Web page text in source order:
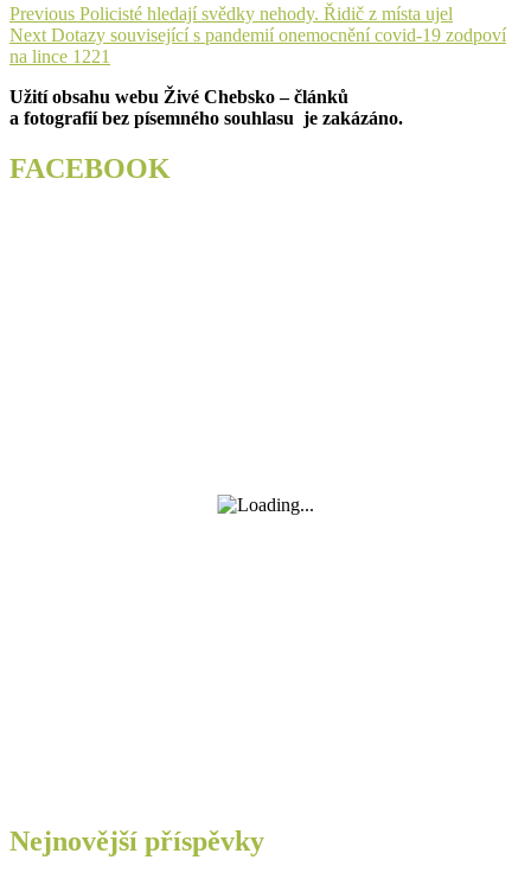
Navigace
pro
příspěvek
Previous Previous
post:
Policisté hledají svědky nehody. Řidič z místa ujel
Next Next
post:
Dotazy související s pandemií onemocnění covid-19 zodpoví
na lince 1221
Užití obsahu webu Živé Chebsko – článků
a fotografií bez písemného souhlasu je zakázáno.
FACEBOOK
Nejnovější příspěvky